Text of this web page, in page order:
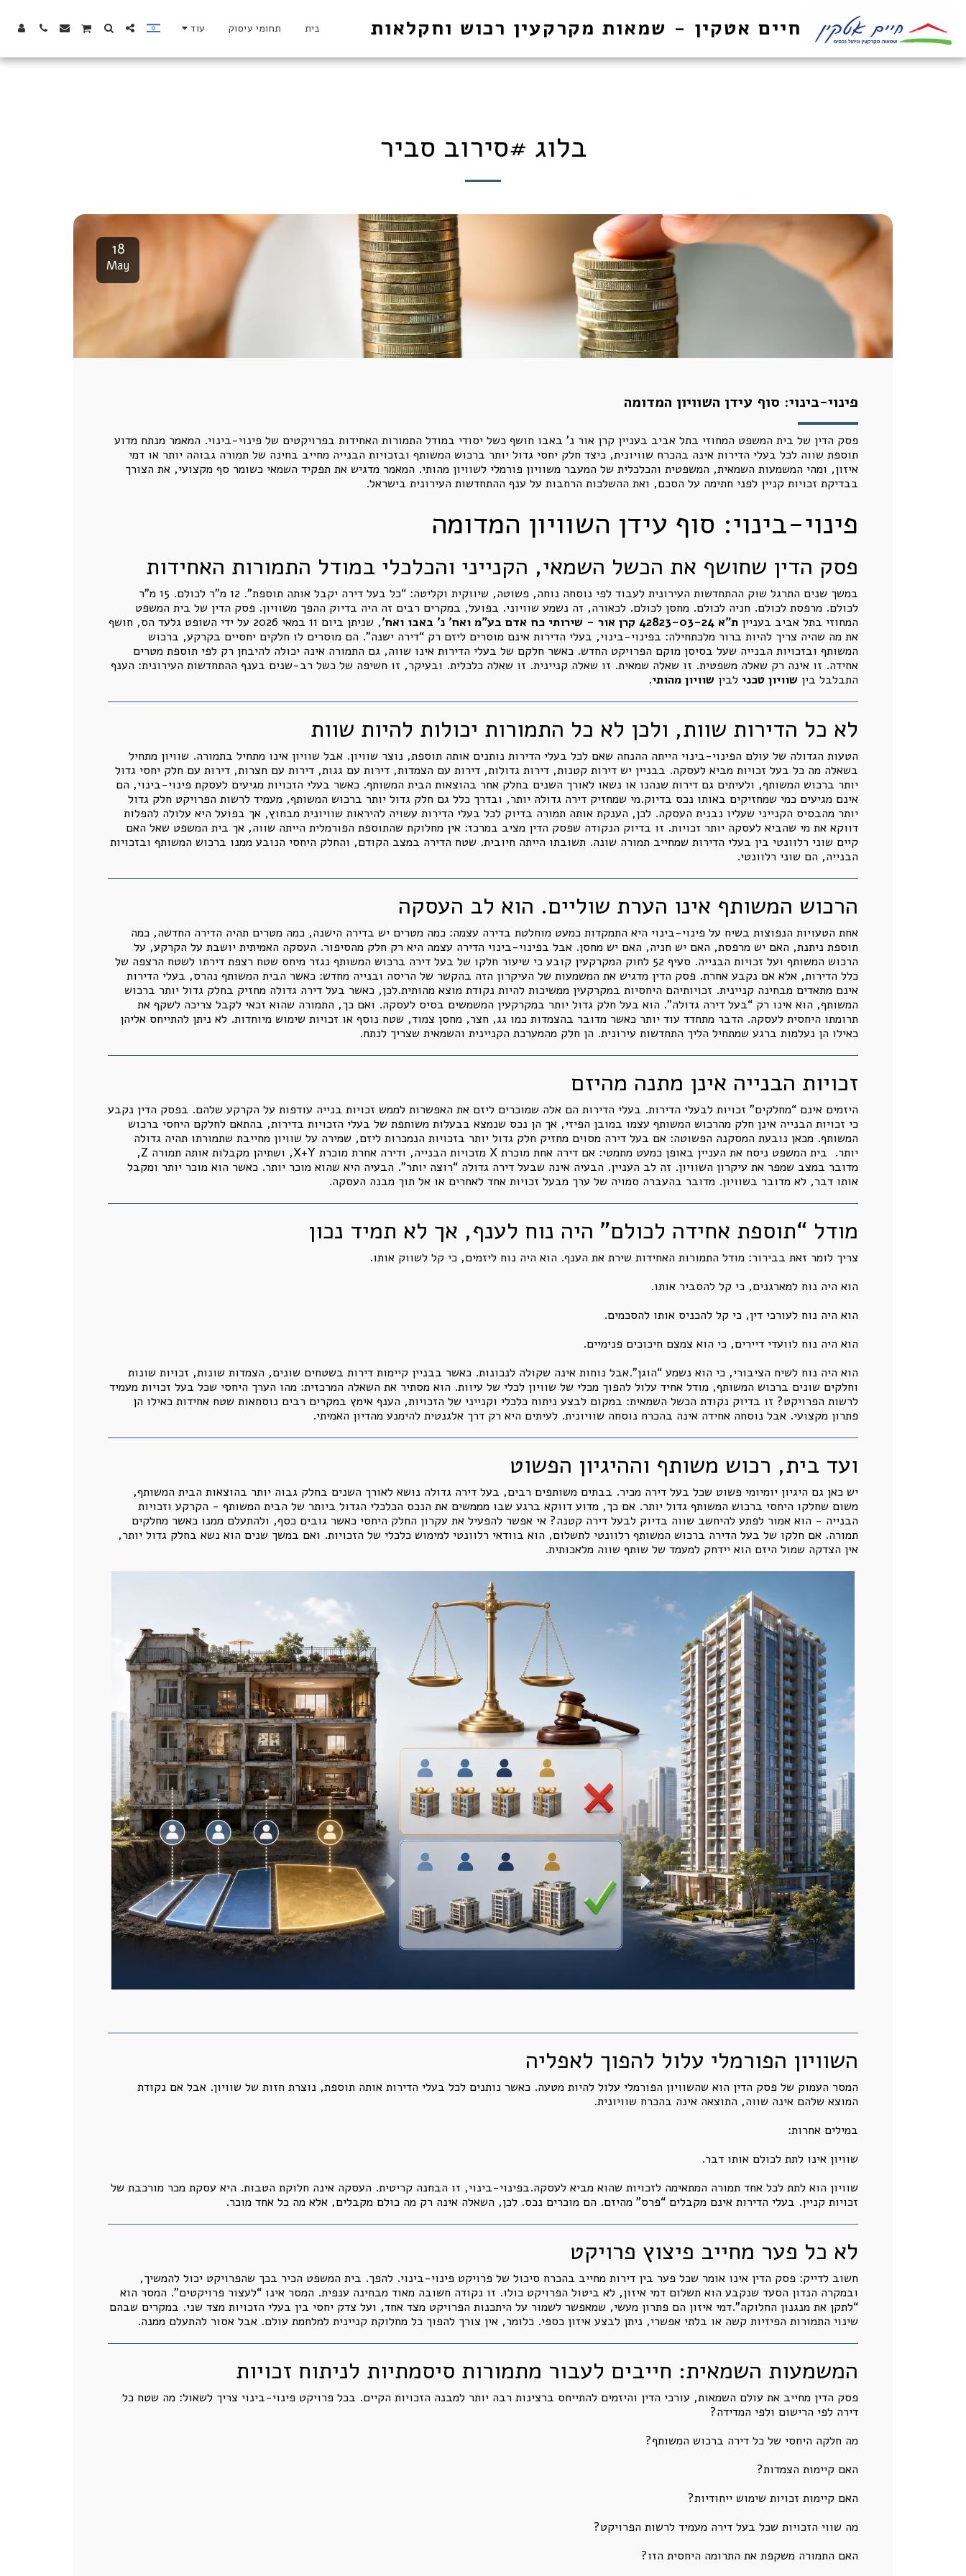
חיים אטקין - שמאות מקרקעין רכוש וחקלאות בית תחומי עיסוק עוד
בלוג #סירוב סביר
18
May
פינוי-בינוי: סוף עידן השוויון המדומה
פסק הדין של בית המשפט המחוזי בתל אביב בעניין קרן אור נ' באבו חושף כשל יסודי במודל התמורות האחידות בפרויקטים של פינוי-בינוי. המאמר מנתח מדוע
תוספת שווה לכל בעלי הדירות אינה בהכרח שוויונית, כיצד חלק יחסי גדול יותר ברכוש המשותף ובזכויות הבנייה מחייב בחינה של תמורה גבוהה יותר או דמי
איזון, ומהי המשמעות השמאית, המשפטית והכלכלית של המעבר משוויון פורמלי לשוויון מהותי. המאמר מדגיש את תפקיד השמאי כשומר סף מקצועי, את הצורך
בבדיקת זכויות קניין לפני חתימה על הסכם, ואת ההשלכות הרחבות על ענף ההתחדשות העירונית בישראל.
פינוי-בינוי: סוף עידן השוויון המדומה
פסק הדין שחושף את הכשל השמאי, הקנייני והכלכלי במודל התמורות האחידות
במשך שנים התרגל שוק ההתחדשות העירונית לעבוד לפי נוסחה נוחה, פשוטה, שיווקית וקליטה: “כל בעל דירה יקבל אותה תוספת”. 12 מ"ר לכולם. 15 מ"ר
לכולם. מרפסת לכולם. חניה לכולם. מחסן לכולם. לכאורה, זה נשמע שוויוני. בפועל, במקרים רבים זה היה בדיוק ההפך משוויון. פסק הדין של בית המשפט
המחוזי בתל אביב בעניין ת"א 42823-03-24 קרן אור - שירותי כח אדם בע"מ ואח' נ' באבו ואח'
, שניתן ביום 11 במאי 2026 על ידי השופט גלעד הס, חושף
את מה שהיה צריך להיות ברור מלכתחילה: בפינוי-בינוי, בעלי הדירות אינם מוסרים ליזם רק “דירה ישנה”. הם מוסרים לו חלקים יחסיים בקרקע, ברכוש
המשותף ובזכויות הבנייה שעל בסיסן מוקם הפרויקט החדש. כאשר חלקם של בעלי הדירות אינו שווה, גם התמורה אינה יכולה להיבחן רק לפי תוספת מטרים
אחידה. זו אינה רק שאלה משפטית. זו שאלה שמאית. זו שאלה קניינית. זו שאלה כלכלית. ובעיקר, זו חשיפה של כשל רב-שנים בענף ההתחדשות העירונית: הענף
התבלבל בין שוויון טכני לבין שוויון מהותי.
לא כל הדירות שוות, ולכן לא כל התמורות יכולות להיות שוות
הטעות הגדולה של עולם הפינוי-בינוי הייתה ההנחה שאם לכל בעלי הדירות נותנים אותה תוספת, נוצר שוויון. אבל שוויון אינו מתחיל בתמורה. שוויון מתחיל
בשאלה מה כל בעל זכויות מביא לעסקה. בבניין יש דירות קטנות, דירות גדולות, דירות עם הצמדות, דירות עם גגות, דירות עם חצרות, דירות עם חלק יחסי גדול
יותר ברכוש המשותף, ולעיתים גם דירות שנהנו או נשאו לאורך השנים בחלק אחר בהוצאות הבית המשותף. כאשר בעלי הזכויות מגיעים לעסקת פינוי-בינוי, הם
אינם מגיעים כמי שמחזיקים באותו נכס בדיוק.מי שמחזיק דירה גדולה יותר, ובדרך כלל גם חלק גדול יותר ברכוש המשותף, מעמיד לרשות הפרויקט חלק גדול
יותר מהבסיס הקנייני שעליו נבנית העסקה. לכן, הענקת אותה תמורה בדיוק לכל בעלי הדירות עשויה להיראות שוויונית מבחוץ, אך בפועל היא עלולה להפלות
דווקא את מי שהביא לעסקה יותר זכויות. זו בדיוק הנקודה שפסק הדין מציב במרכז: אין מחלוקת שהתוספת הפורמלית הייתה שווה, אך בית המשפט שאל האם
קיים שוני רלוונטי בין בעלי הדירות שמחייב תמורה שונה. תשובתו הייתה חיובית. שטח הדירה במצב הקודם, והחלק היחסי הנובע ממנו ברכוש המשותף ובזכויות
הבנייה, הם שוני רלוונטי.
הרכוש המשותף אינו הערת שוליים. הוא לב העסקה
אחת הטעויות הנפוצות בשיח על פינוי-בינוי היא התמקדות כמעט מוחלטת בדירה עצמה: כמה מטרים יש בדירה הישנה, כמה מטרים תהיה הדירה החדשה, כמה
תוספת ניתנת, האם יש מרפסת, האם יש חניה, האם יש מחסן. אבל בפינוי-בינוי הדירה עצמה היא רק חלק מהסיפור. העסקה האמיתית יושבת על הקרקע, על
הרכוש המשותף ועל זכויות הבנייה. סעיף 52 לחוק המקרקעין קובע כי שיעור חלקו של בעל דירה ברכוש המשותף נגזר מיחס שטח רצפת דירתו לשטח הרצפה של
כלל הדירות, אלא אם נקבע אחרת. פסק הדין מדגיש את המשמעות של העיקרון הזה בהקשר של הריסה ובנייה מחדש: כאשר הבית המשותף נהרס, בעלי הדירות
אינם מתאדים מבחינה קניינית. זכויותיהם היחסיות במקרקעין ממשיכות להיות נקודת מוצא מהותית.לכן, כאשר בעל דירה גדולה מחזיק בחלק גדול יותר ברכוש
המשותף, הוא אינו רק “בעל דירה גדולה”. הוא בעל חלק גדול יותר במקרקעין המשמשים בסיס לעסקה. ואם כך, התמורה שהוא זכאי לקבל צריכה לשקף את
תרומתו היחסית לעסקה. הדבר מתחדד עוד יותר כאשר מדובר בהצמדות כמו גג, חצר, מחסן צמוד, שטח נוסף או זכויות שימוש מיוחדות. לא ניתן להתייחס אליהן
כאילו הן נעלמות ברגע שמתחיל הליך התחדשות עירונית. הן חלק מהמערכת הקניינית והשמאית שצריך לנתח.
זכויות הבנייה אינן מתנה מהיזם
היזמים אינם “מחלקים” זכויות לבעלי הדירות. בעלי הדירות הם אלה שמוכרים ליזם את האפשרות לממש זכויות בנייה עודפות על הקרקע שלהם. בפסק הדין נקבע
כי זכויות הבנייה אינן חלק מהרכוש המשותף עצמו במובן הפיזי, אך הן נכס שנמצא בבעלות משותפת של בעלי הזכויות בדירות, בהתאם לחלקם היחסי ברכוש
המשותף. מכאן נובעת המסקנה הפשוטה: אם בעל דירה מסוים מחזיק חלק גדול יותר בזכויות הנמכרות ליזם, שמירה על שוויון מחייבת שתמורתו תהיה גדולה
יותר. בית המשפט ניסח את העניין באופן כמעט מתמטי: אם דירה אחת מוכרת X מזכויות הבנייה, ודירה אחרת מוכרת X+Y, ושתיהן מקבלות אותה תמורה Z,
מדובר במצב שמפר את עיקרון השוויון. זה לב העניין. הבעיה אינה שבעל דירה גדולה “רוצה יותר”. הבעיה היא שהוא מוכר יותר. כאשר הוא מוכר יותר ומקבל
אותו דבר, לא מדובר בשוויון. מדובר בהעברה סמויה של ערך מבעל זכויות אחד לאחרים או אל תוך מבנה העסקה.
מודל “תוספת אחידה לכולם” היה נוח לענף, אך לא תמיד נכון
צריך לומר זאת בבירור: מודל התמורות האחידות שירת את הענף. הוא היה נוח ליזמים, כי קל לשווק אותו.
הוא היה נוח למארגנים, כי קל להסביר אותו.
הוא היה נוח לעורכי דין, כי קל להכניס אותו להסכמים.
הוא היה נוח לוועדי דיירים, כי הוא צמצם חיכוכים פנימיים.
הוא היה נוח לשיח הציבורי, כי הוא נשמע “הוגן”.אבל נוחות אינה שקולה לנכונות. כאשר בבניין קיימות דירות בשטחים שונים, הצמדות שונות, זכויות שונות
וחלקים שונים ברכוש המשותף, מודל אחיד עלול להפוך מכלי של שוויון לכלי של עיוות. הוא מסתיר את השאלה המרכזית: מהו הערך היחסי שכל בעל זכויות מעמיד
לרשות הפרויקט? זו בדיוק נקודת הכשל השמאית: במקום לבצע ניתוח כלכלי וקנייני של הזכויות, הענף אימץ במקרים רבים נוסחאות שטח אחידות כאילו הן
פתרון מקצועי. אבל נוסחה אחידה אינה בהכרח נוסחה שוויונית. לעיתים היא רק דרך אלגנטית להימנע מהדיון האמיתי.
ועד בית, רכוש משותף וההיגיון הפשוט
יש כאן גם היגיון יומיומי פשוט שכל בעל דירה מכיר. בבתים משותפים רבים, בעל דירה גדולה נושא לאורך השנים בחלק גבוה יותר בהוצאות הבית המשותף,
משום שחלקו היחסי ברכוש המשותף גדול יותר. אם כך, מדוע דווקא ברגע שבו מממשים את הנכס הכלכלי הגדול ביותר של הבית המשותף - הקרקע וזכויות
הבנייה - הוא אמור לפתע להיחשב שווה בדיוק לבעל דירה קטנה? אי אפשר להפעיל את עקרון החלק היחסי כאשר גובים כסף, ולהתעלם ממנו כאשר מחלקים
תמורה. אם חלקו של בעל הדירה ברכוש המשותף רלוונטי לתשלום, הוא בוודאי רלוונטי למימוש כלכלי של הזכויות. ואם במשך שנים הוא נשא בחלק גדול יותר,
אין הצדקה שמול היזם הוא יידחק למעמד של שותף שווה מלאכותית.
השוויון הפורמלי עלול להפוך לאפליה
המסר העמוק של פסק הדין הוא שהשוויון הפורמלי עלול להיות מטעה. כאשר נותנים לכל בעלי הדירות אותה תוספת, נוצרת חזות של שוויון. אבל אם נקודת
המוצא שלהם אינה שווה, התוצאה אינה בהכרח שוויונית.
במילים אחרות:
שוויון אינו לתת לכולם אותו דבר.
שוויון הוא לתת לכל אחד תמורה המתאימה לזכויות שהוא מביא לעסקה.בפינוי-בינוי, זו הבחנה קריטית. העסקה אינה חלוקת הטבות. היא עסקת מכר מורכבת של
זכויות קניין. בעלי הדירות אינם מקבלים “פרס” מהיזם. הם מוכרים נכס. לכן, השאלה אינה רק מה כולם מקבלים, אלא מה כל אחד מוכר.
לא כל פער מחייב פיצוץ פרויקט
חשוב לדייק: פסק הדין אינו אומר שכל פער בין דירות מחייב בהכרח סיכול של פרויקט פינוי-בינוי. להפך. בית המשפט הכיר בכך שהפרויקט יכול להמשיך,
ובמקרה הנדון הסעד שנקבע הוא תשלום דמי איזון, לא ביטול הפרויקט כולו. זו נקודה חשובה מאוד מבחינה ענפית. המסר אינו “לעצור פרויקטים”. המסר הוא
“לתקן את מנגנון החלוקה”.דמי איזון הם פתרון מעשי, שמאפשר לשמור על היתכנות הפרויקט מצד אחד, ועל צדק יחסי בין בעלי הזכויות מצד שני. במקרים שבהם
שינוי התמורות הפיזיות קשה או בלתי אפשרי, ניתן לבצע איזון כספי. כלומר, אין צורך להפוך כל מחלוקת קניינית למלחמת עולם. אבל אסור להתעלם ממנה.
המשמעות השמאית: חייבים לעבור מתמורות סיסמתיות לניתוח זכויות
פסק הדין מחייב את עולם השמאות, עורכי הדין והיזמים להתייחס ברצינות רבה יותר למבנה הזכויות הקיים. בכל פרויקט פינוי-בינוי צריך לשאול: מה שטח כל
דירה לפי הרישום ולפי המדידה?
מה חלקה היחסי של כל דירה ברכוש המשותף?
האם קיימות הצמדות?
האם קיימות זכויות שימוש ייחודיות?
מה שווי הזכויות שכל בעל דירה מעמיד לרשות הפרויקט?
האם התמורה משקפת את התרומה היחסית הזו?